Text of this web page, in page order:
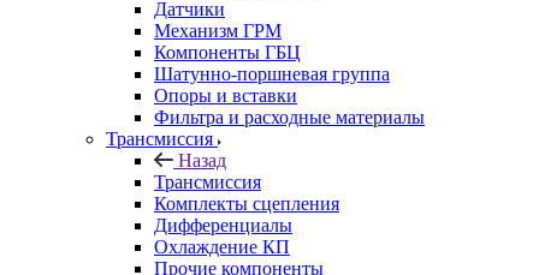
Датчики
Механизм ГРМ
Компоненты ГБЦ
Шатунно-поршневая группа
Опоры и вставки
Фильтра и расходные материалы
Трансмиссия
Назад
Трансмиссия
Комплекты сцепления
Дифференциалы
Охлаждение КП
Прочие компоненты